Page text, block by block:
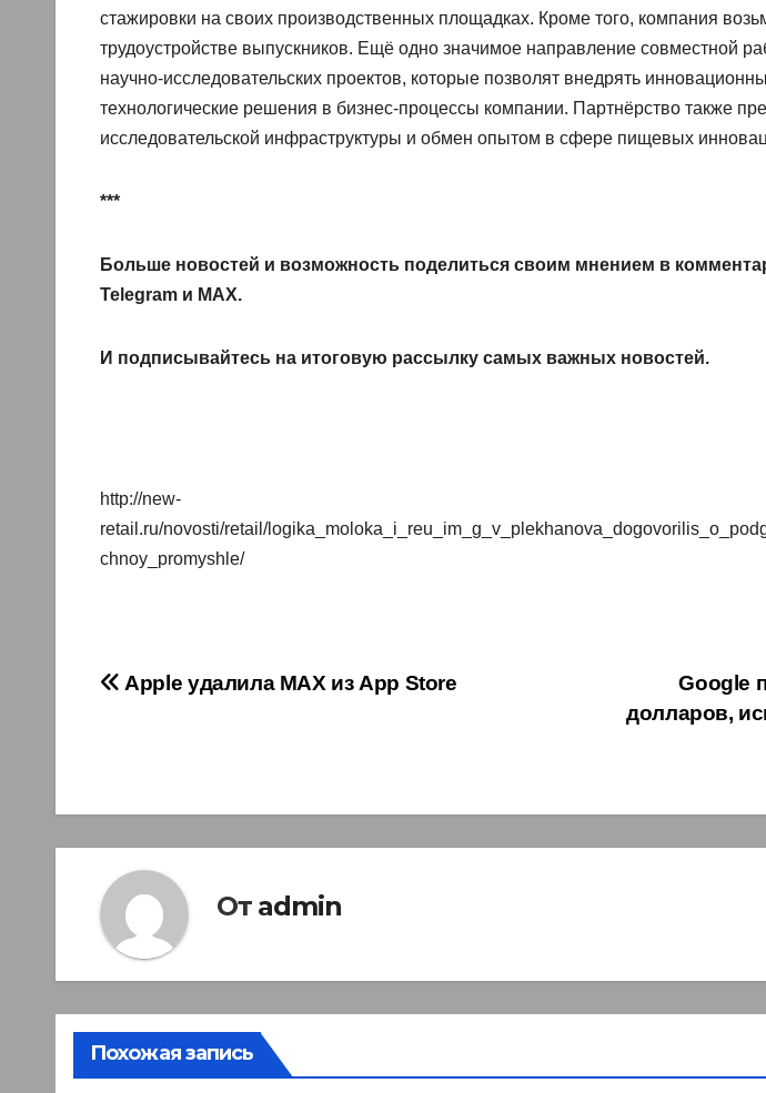
стажировки на своих производственных площадках. Кроме того, компания
трудоустройстве выпускников. Ещё одно значимое направление совместной
научно‑исследовательских проектов, которые позволят внедрять
технологические решения в бизнес‑процессы компании. Партнёрство также
исследовательской инфраструктуры и обмен опытом в сфере пищевых
***
Больше новостей и возможность поделиться своим мнением в
Telegram и MAX.
И подписывайтесь на итоговую рассылку самых важных новостей.
http://new-
retail.ru/novosti/retail/
chnoy_promyshle/
Навигация
Google
долларов,
Apple удалила MAX из App Store
От admin
Похожая запись